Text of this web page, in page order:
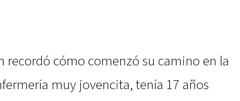
recordó cómo comenzó su camino en la
muy jovencita, tenía 17 años